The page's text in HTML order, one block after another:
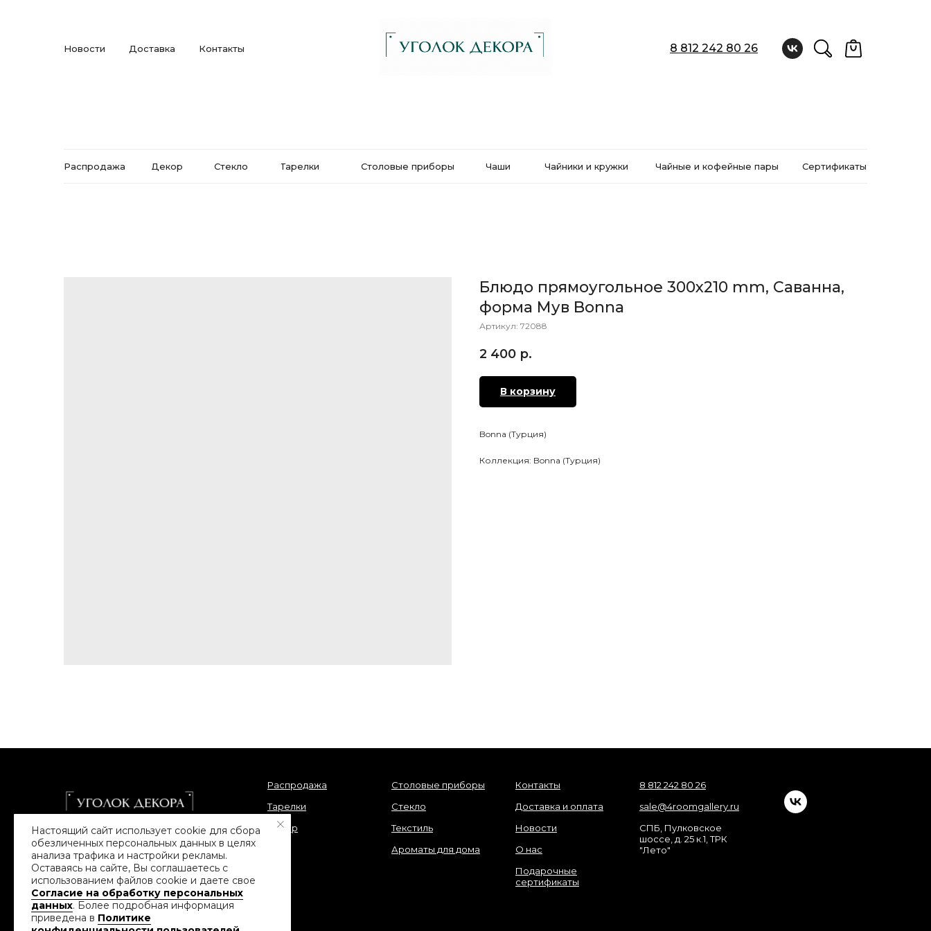
Новости Доставка Контакты 8 812 242 80 26
Распродажа Декор Чайники и кружки
Столовые приборы
Стекло Чайные и кофейные пары Сертификаты
Тарелки Чаши
Блюдо прямоугольное 300x210 mm, Саванна,
форма Мув Bonna
Артикул: 72088
2 400 р.
В корзину
Bonna (Турция)
Коллекция: Bonna (Турция)
«Меняйтесь вместе с нами и
декорируйте свой дом со вкусом!»
Политика конфиденциальности
Создание и продвижение сайта
Распродажа
Тарелки
Декор
Столовые приборы
Стекло
Текстиль
Ароматы для дома
Контакты
Доставка и оплата
Новости
О нас
Подарочные
сертификаты
8 812 242 80 26
sale@4roomgallery.ru
СПБ, Пулковское
шоссе, д. 25 к.1, ТРК
"Лето"
Настоящий сайт использует cookie для сбора
обезличенных персональных данных в целях
анализа трафика и настройки рекламы.
Оставаясь на сайте, Вы соглашаетесь с
использованием файлов сookie и даете свое
Согласие на обработку персональных
данных. Более подробная информация
приведена в Политике